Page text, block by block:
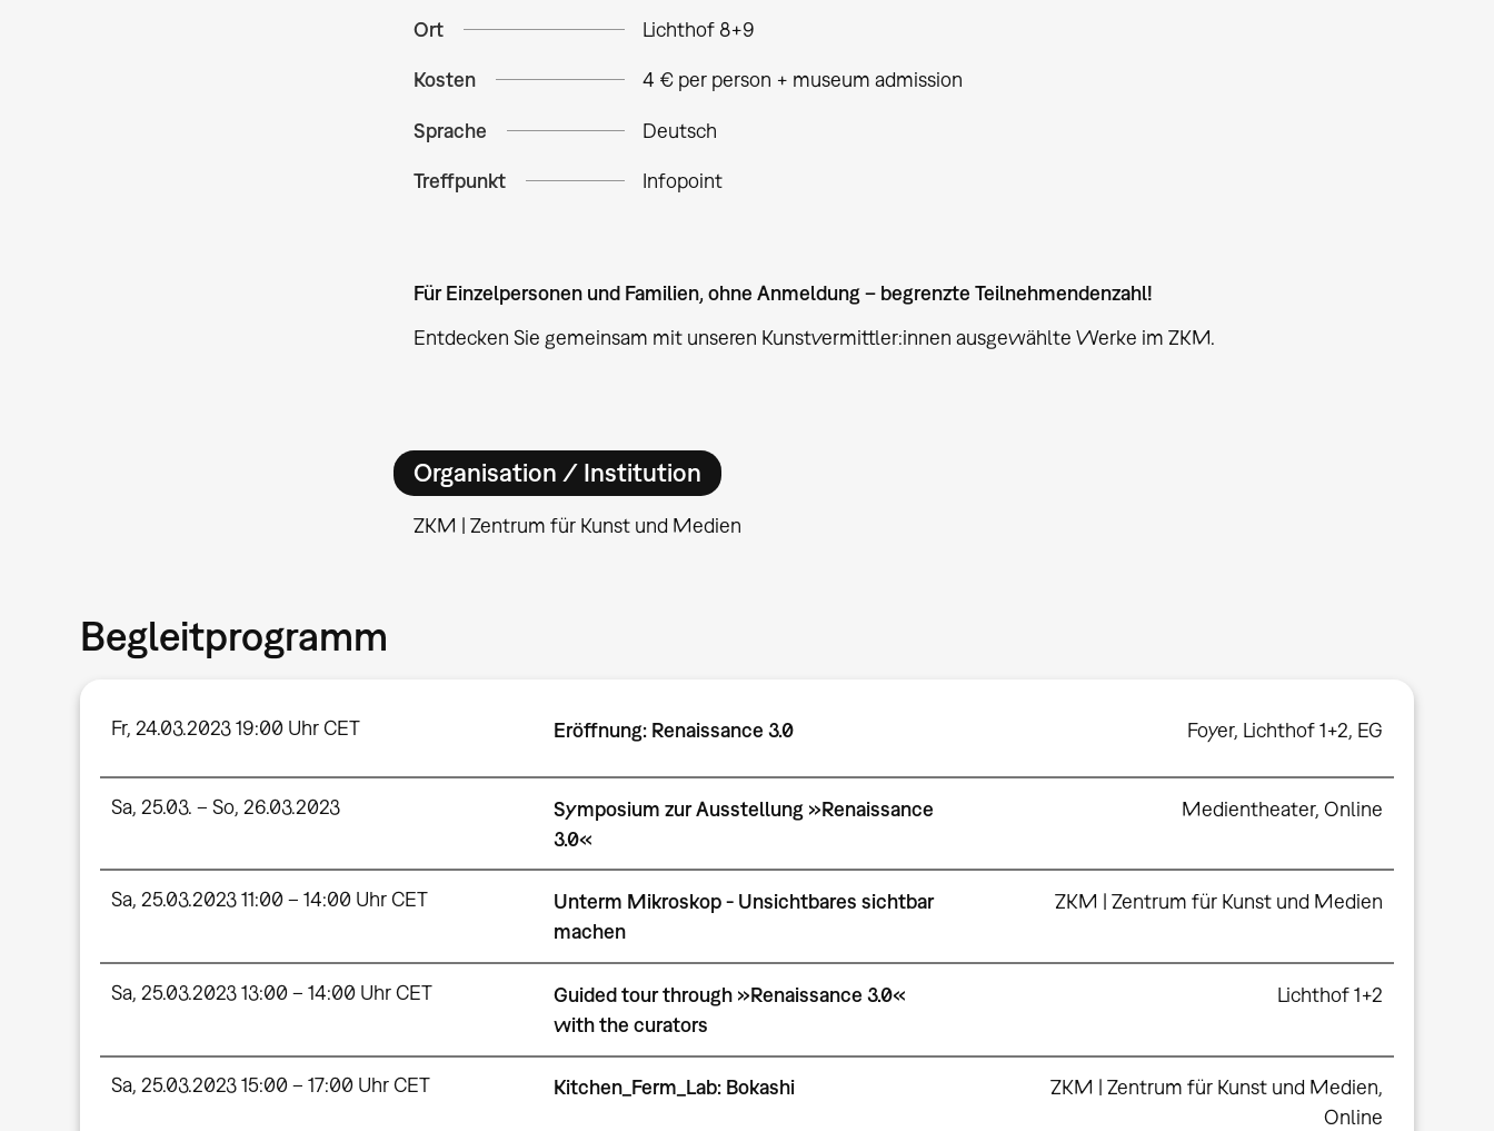
Ort Lichthof 8+9
Kosten 4 € per person + museum admission
Sprache Deutsch
Treffpunkt Infopoint
Für Einzelpersonen und Familien, ohne Anmeldung – begrenzte Teilnehmendenzahl!
Entdecken Sie gemeinsam mit unseren Kunstvermittler:innen ausgewählte Werke im ZKM.
Organisation / Institution
ZKM | Zentrum für Kunst und Medien
Begleitprogramm
Fr, 24.03.2023 19:00 Uhr CET Eröffnung: Renaissance 3.0 Foyer, Lichthof 1+2, EG
Sa, 25.03. – So, 26.03.2023
Symposium zur Ausstellung »Renaissance
3.0«
Medientheater,Online
Sa, 25.03.2023 11:00 – 14:00 Uhr CET
Unterm Mikroskop - Unsichtbares sichtbar
machen
ZKM | Zentrum für Kunst und Medien
Sa, 25.03.2023 13:00 – 14:00 Uhr CET
Guided tour through »Renaissance 3.0«
with the curators
Lichthof 1+2
Sa, 25.03.2023 15:00 – 17:00 Uhr CET Kitchen_Ferm_Lab: Bokashi ZKM | Zentrum für Kunst und Medien,
Online